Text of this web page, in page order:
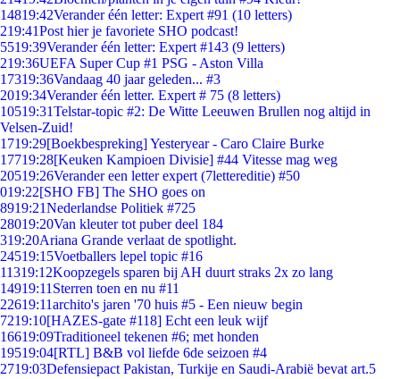
14819:42Verander één letter: Expert #91 (10 letters)
219:41Post hier je favoriete SHO podcast!
5519:39Verander één letter: Expert #143 (9 letters)
219:36UEFA Super Cup #1 PSG - Aston Villa
17319:36Vandaag 40 jaar geleden... #3
2019:34Verander één letter. Expert # 75 (8 letters)
10519:31Telstar-topic #2: De Witte Leeuwen Brullen nog altijd in
Velsen-Zuid!
1719:29[Boekbespreking] Yesteryear - Caro Claire Burke
17719:28[Keuken Kampioen Divisie] #44 Vitesse mag weg
20519:26Verander een letter expert (7lettereditie) #50
019:22[SHO FB] The SHO goes on
8919:21Nederlandse Politiek #725
28019:20Van kleuter tot puber deel 184
319:20Ariana Grande verlaat de spotlight.
24519:15Voetballers lepel topic #16
11319:12Koopzegels sparen bij AH duurt straks 2x zo lang
14919:11 Sterren toen en nu #11
22619:11archito's jaren '70 huis #5 - Een nieuw begin
7219:10[HAZES-gate #118] Echt een leuk wijf
16619:09Traditioneel tekenen #6; met honden
19519:04[RTL] B&B vol liefde 6de seizoen #4
2719:03Defensiepact Pakistan, Turkije en Saudi-Arabië bevat art.5